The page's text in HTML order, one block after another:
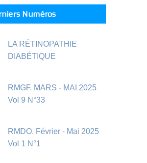
Numéros
LA RÉTINOPATHIE
DIABÉTIQUE
RMGF. MARS - MAI 2025
Vol 9 N°33
RMDO. Février - Mai 2025
Vol 1 N°1